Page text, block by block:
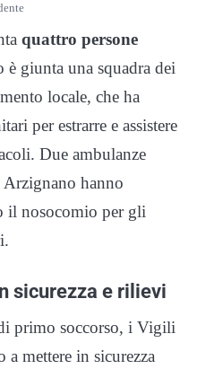
quattro persone
è giunta una squadra dei
locale, che ha
per estrarre e assistere
Due ambulanze
Arzignano hanno
il nosocomio per gli
sicurezza e rilievi
primo soccorso, i Vigili
mettere in sicurezza